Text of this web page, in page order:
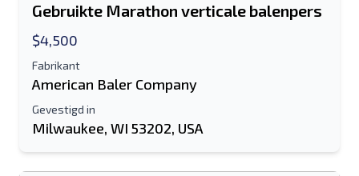
Gebruikte Marathon verticale balenpers
$4,500
Fabrikant
American Baler Company
Gevestigd in
Milwaukee, WI 53202, USA